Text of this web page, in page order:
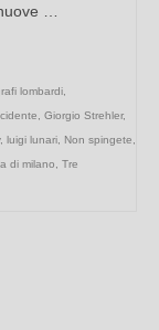
…
lombardi
Giorgio Strehler,
, luigi lunari Non spingete
di milano
Tre